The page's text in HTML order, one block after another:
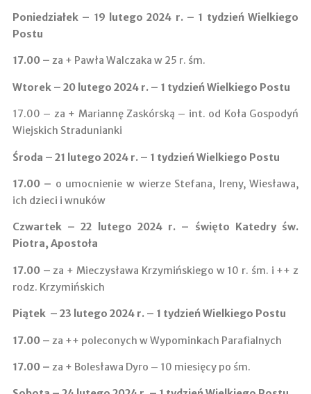
Poniedziałek – 19 lutego 2024 r. – 1 tydzień Wielkiego
Postu
17.00 – za + Pawła Walczaka w 25 r. śm.
Wtorek – 20 lutego 2024 r. – 1 tydzień Wielkiego Postu
17.00 – za + Mariannę Zaskórską – int. od Koła Gospodyń
Wiejskich Stradunianki
Środa – 21 lutego 2024 r. – 1 tydzień Wielkiego Postu
17.00 – o umocnienie w wierze Stefana, Ireny, Wiesława,
ich dzieci i wnuków
Czwartek – 22 lutego 2024 r. – święto Katedry św.
Piotra, Apostoła
17.00 – za + Mieczysława Krzymińskiego w 10 r. śm. i ++ z
rodz. Krzymińskich
Piątek – 23 lutego 2024 r. – 1 tydzień Wielkiego Postu
17.00 – za ++ poleconych w Wypominkach Parafialnych
17.00 – za + Bolesława Dyro – 10 miesięcy po śm.